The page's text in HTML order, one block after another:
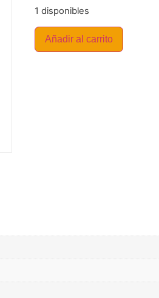
1 disponibles
Añadir al carrito